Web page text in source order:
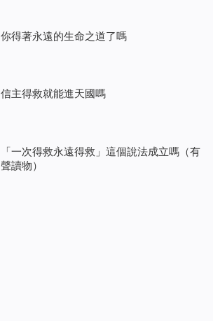
你得著永遠的生命之道了嗎
信主得救就能進天國嗎
「一次得救永遠得救」這個說法成立嗎（有
聲讀物）